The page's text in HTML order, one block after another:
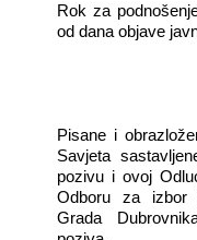
Rok za
od dana objave
Pisane i
Savjeta
pozivu i ovoj
Odboru za izbor
Grada